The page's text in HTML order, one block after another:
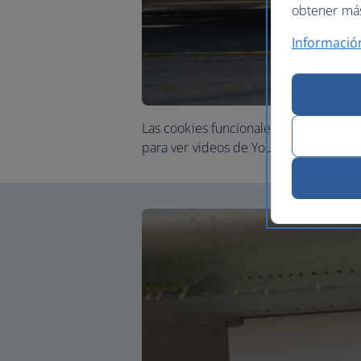
Las cookies funcionales y de
para ver videos de YouTube.
obtener